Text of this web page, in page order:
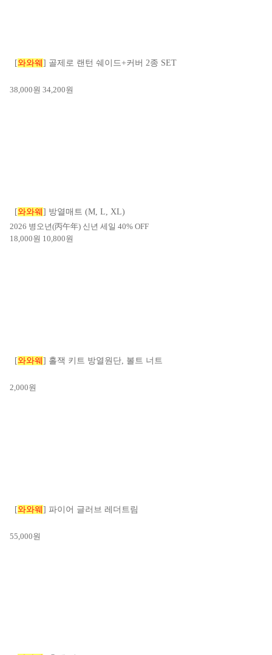
[와와웨 ] 골제로 랜턴 쉐이드+커버 2종 SET
38,000원 34,200원
[와와웨 ] 방열매트 (M, L, XL)
2026 병오년(丙午年) 신년 세일 40% OFF
18,000원 10,800원
[와와웨 ] 홀잭 키트 방열원단, 볼트 너트
2,000원
[와와웨 ] 파이어 글러브 레더트림
55,000원